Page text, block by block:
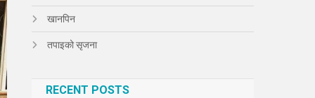
खानपिन
तपाइको सृजना
RECENT POSTS